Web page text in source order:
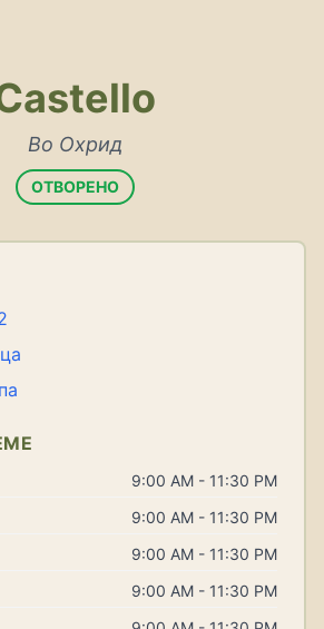
Во Охрид
ОТВОРЕНО
9:00 AM - 11:30 PM
9:00 AM - 11:30 PM
9:00 AM - 11:30 PM
9:00 AM - 11:30 PM